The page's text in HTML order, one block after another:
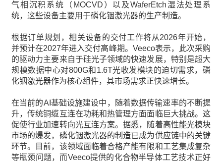
气相沉积系统（MOCVD）以及WaferEtch湿法处理系
统，这些设备主要用于磷化铟激光器的生产制造。
根据订单规划，相关设备的交付工作将从2026年开始，
并预计在2027年进入交付高峰期。Veeco表示，此次采购
的驱动力主要来自于硅光子领域的快速发展，特别是超大
规模数据中心对800G和1.6T光收发模块的迫切需求，磷
化铟激光器作为核心组件，其市场需求正快速增长。
在当前的AI基础设施建设中，随着数据传输速率的不断提
升，传统铜缆互连在功耗和热管理方面面临巨大挑战。这
促使行业加速转向光互连方案。据悉，随着高性能光模块
市场的爆发，磷化铟激光器的制造已成为供应链中的关键
环节。目前，该领域面临着合格产能有限和工艺集成复杂
等瓶颈问题，而Veeco提供的化合物半导体工艺技术正好